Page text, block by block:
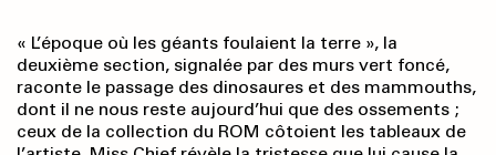
« L’époque où les géants foulaient la terre », la
deuxième section, signalée par des murs vert foncé,
raconte le passage des dinosaures et des mammouths,
dont il ne nous reste aujourd’hui que des ossements ;
ceux de la collection du ROM côtoient les tableaux de